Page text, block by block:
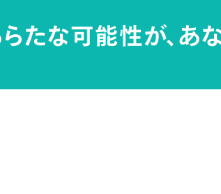
たな可能性が、あ